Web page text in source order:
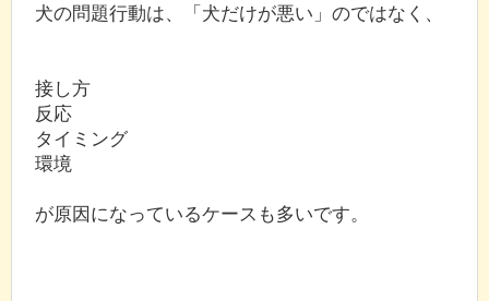
犬の問題行動は、「犬だけが悪い」のではなく、
接し方
反応
タイミング
環境
が原因になっているケースも多いです。